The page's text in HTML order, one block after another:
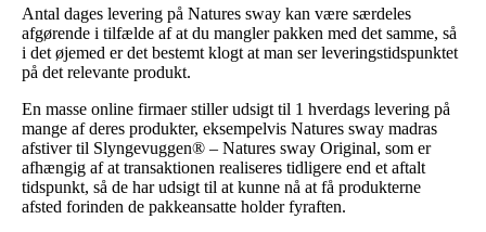
Antal dages levering på Natures sway kan være særdeles
afgørende i tilfælde af at du mangler pakken med det samme, så
i det øjemed er det bestemt klogt at man ser leveringstidspunktet
på det relevante produkt.
En masse online firmaer stiller udsigt til 1 hverdags levering på
mange af deres produkter, eksempelvis Natures sway madras
afstiver til Slyngevuggen® – Natures sway Original, som er
afhængig af at transaktionen realiseres tidligere end et aftalt
tidspunkt, så de har udsigt til at kunne nå at få produkterne
afsted forinden de pakkeansatte holder fyraften.